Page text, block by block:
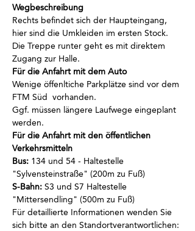
Wegbeschreibung
Rechts befindet sich der Haupteingang,
hier sind die Umkleiden im ersten Stock.
Die Treppe runter geht es mit direktem
Zugang zur Halle.
Für die Anfahrt mit dem Auto
Wenige öffenltiche Parkplätze sind vor dem
FTM Süd  vorhanden.
Ggf. müssen längere Laufwege eingeplant
werden.
Für die Anfahrt mit den öffentlichen
Verkehrsmitteln
Bus: 134 und 54 - Haltestelle
"Sylvensteinstraße" (200m zu Fuß)
S-Bahn: S3 und S7 Haltestelle
"Mittersendling" (500m zu Fuß)
Für detaillierte Informationen wenden Sie
sich bitte an den Standortverantwortlichen: